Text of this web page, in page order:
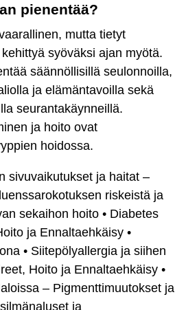
pienentää?
mutta tietyt
syöväksi ajan myötä.
säännöllisillä seulonnoilla,
ja elämäntavoilla sekä
seurantakäynneillä.
ja hoito ovat
hoidossa.
sivuvaikutukset ja haitat –
riskeistä ja
sekaihon hoito • Diabetes
ja Ennaltaehkäisy •
• Siitepölyallergia ja siihen
Hoito ja Ennaltaehkäisy •
– Pigmenttimuutokset ja
ja